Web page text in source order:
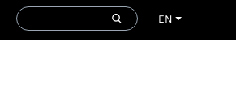
EN